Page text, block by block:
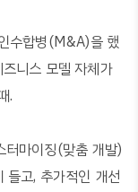
수합병(M&A)을 했
니스 모델 자체가
.
터마이징(맞춤 개발)
들고, 추가적인 개선